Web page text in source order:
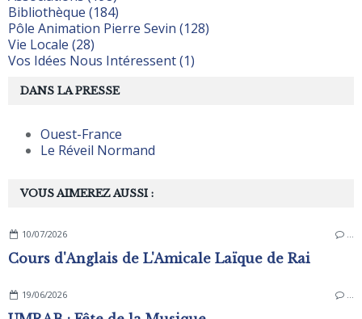
VOUS AIMEREZ AUSSI :
10/07/2026 …
Cours d'Anglais de L'Amicale Laïque de Rai
19/06/2026 …
Bibliothèque (184)
Pôle Animation Pierre Sevin (128)
Vie Locale (28)
Vos Idées Nous Intéressent (1)
DANS LA PRESSE
Ouest-France
Le Réveil Normand